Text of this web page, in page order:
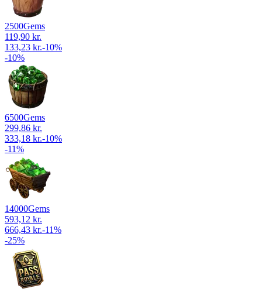
2500Gems
119,90 kr.
133,23 kr.-10%
-10%
6500Gems
299,86 kr.
333,18 kr.-10%
-11%
14000Gems
593,12 kr.
666,43 kr.-11%
-25%